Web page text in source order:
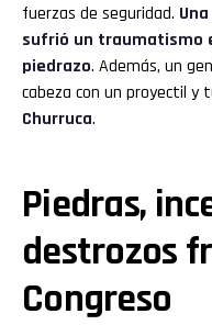
fuerzas de seguridad.
sufrió un traumatismo
piedrazo. Además, un
cabeza con un proyectil y
Churruca.
Piedras,
destrozos
Congreso